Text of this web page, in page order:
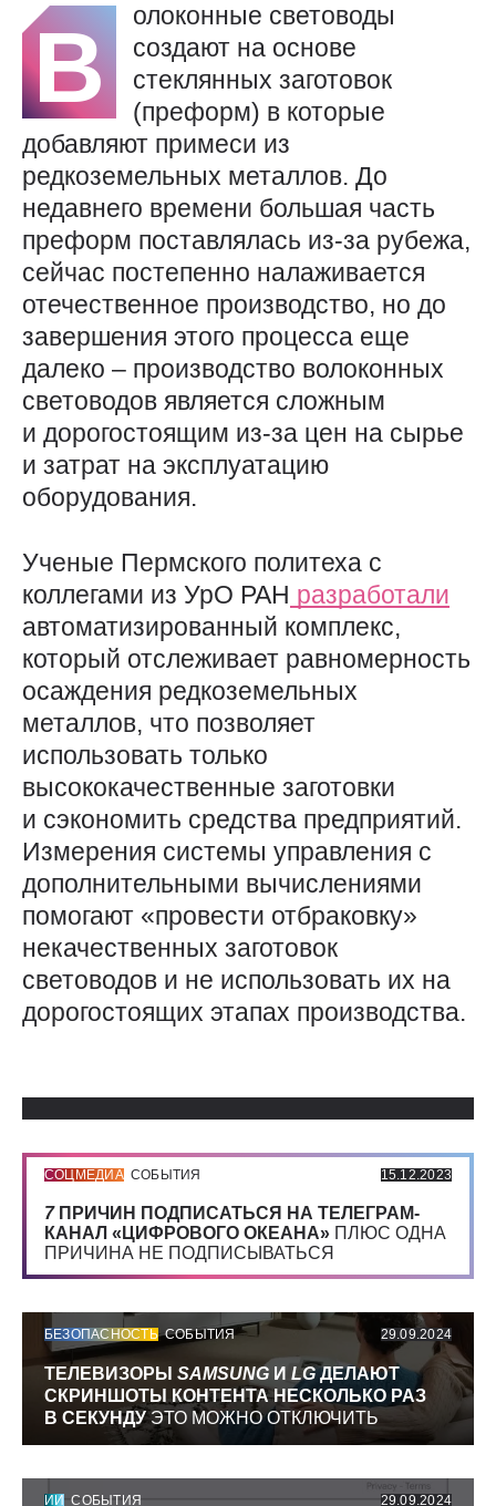
В
олоконные световоды
создают на основе
стеклянных заготовок
(преформ) в которые
добавляют примеси из
редкоземельных металлов. До
недавнего времени большая часть
преформ поставлялась из-за рубежа,
сейчас постепенно налаживается
отечественное производство, но до
завершения этого процесса еще
далеко – производство волоконных
световодов является сложным
и дорогостоящим из-за цен на сырье
и затрат на эксплуатацию
оборудования.
Ученые Пермского политеха с
коллегами из УрО РАН разработали
автоматизированный комплекс,
который отслеживает равномерность
осаждения редкоземельных
металлов, что позволяет
использовать только
высококачественные заготовки
и сэкономить средства предприятий.
Измерения системы управления с
дополнительными вычислениями
помогают «провести отбраковку»
некачественных заготовок
световодов и не использовать их на
дорогостоящих этапах производства.
СОЦМЕДИА СОБЫТИЯ 15.12.2023
7 ПРИЧИН ПОДПИСАТЬСЯ НА ТЕЛЕГРАМ-
КАНАЛ «ЦИФРОВОГО ОКЕАНА» ПЛЮС ОДНА
ПРИЧИНА НЕ ПОДПИСЫВАТЬСЯ
БЕЗОПАСНОСТЬ СОБЫТИЯ 29.09.2024
ТЕЛЕВИЗОРЫ SAMSUNG И LGДЕЛАЮТ
СКРИНШОТЫ КОНТЕНТА НЕСКОЛЬКО РАЗ
В СЕКУНДУЭТО МОЖНО ОТКЛЮЧИТЬ
ИИ СОБЫТИЯ 29.09.2024